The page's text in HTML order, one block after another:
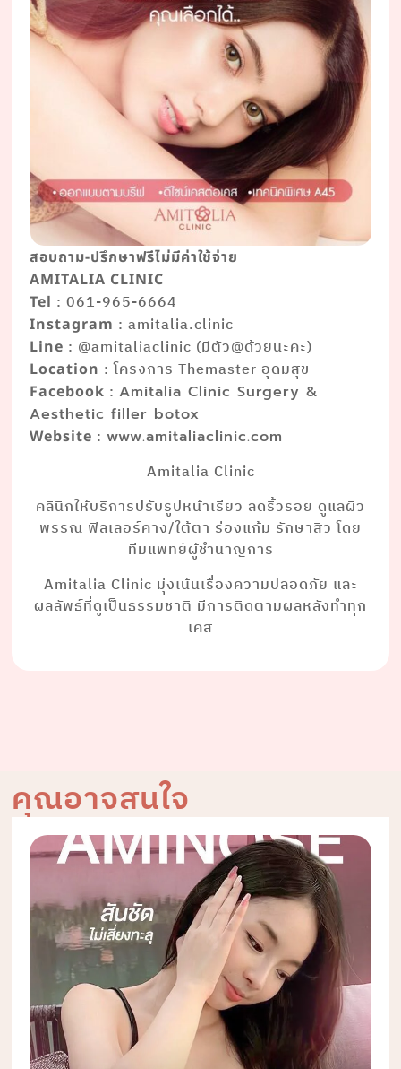
สอบถาม-ปรึกษาฟรีไม่มีค่าใช้จ่าย
AMITALIA CLINIC
Tel : 061-965-6664
Instagram : amitalia.clinic
Line : @amitaliaclinic (มีตัว@ด้วยนะคะ)
Location : โครงการ Themaster อุดมสุข
Facebook :Amitalia Clinic Surgery &
Aesthetic filler botox
Website :www.amitaliaclinic.com
Amitalia Clinic
คลินิกให้บริการปรับรูปหน้าเรียว ลดริ้วรอย ดูแลผิว
พรรณ ฟิลเลอร์คาง/ใต้ตา ร่องแก้ม รักษาสิว โดย
ทีมแพทย์ผู้ชำนาญการ
Amitalia Clinic มุ่งเน้นเรื่องความปลอดภัย และ
ผลลัพธ์ที่ดูเป็นธรรมชาติ มีการติดตามผลหลังทำทุก
เคส
คุณอาจสนใจ